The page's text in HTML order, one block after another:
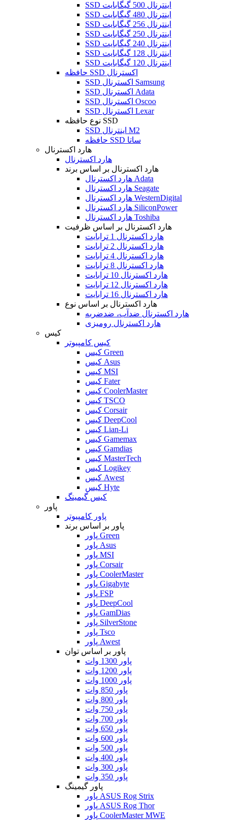
SSD اینترنال 500 گیگابایت
SSD اینترنال 480 گیگابایت
SSD اینترنال 256 گیگابایت
SSD اینترنال 250 گیگابایت
SSD اینترنال 240 گیگابایت
SSD اینترنال 128 گیگابایت
SSD اینترنال 120 گیگابایت
حافظه SSD اکسترنال
SSD اکسترنال Samsung
SSD اکسترنال Adata
SSD اکسترنال Oscoo
SSD اکسترنال Lexar
نوع حافظه SSD
SSD اینترنال M2
حافظه SSD ساتا
هارد اکسترنال
هارد اکسترنال
هارد اکسترنال بر اساس برند
هارد اکسترنال Adata
هارد اکسترنال Seagate
هارد اکسترنال WesternDigital
هارد اکسترنال SiliconPower
هارد اکسترنال Toshiba
هارد اکسترنال بر اساس ظرفیت
هارد اکسترنال 1 ترابایت
هارد اکسترنال 2 ترابایت
هارد اکسترنال 4 ترابایت
هارد اکسترنال 8 ترابایت
هارد اکسترنال 10 ترابایت
هارد اکسترنال 12 ترابایت
هارد اکسترنال 16 ترابایت
هارد اکسترنال بر اساس نوع
هارد اکسترنال ضدآب، ضدضربه
هارد اکسترنال رومیزی
کیس
کیس کامپیوتر
کیس Green
کیس Asus
کیس MSI
کیس Fater
کیس CoolerMaster
کیس TSCO
کیس Corsair
کیس DeepCool
کیس Lian-Li
کیس Gamemax
کیس Gamdias
کیس MasterTech
کیس Logikey
کیس Awest
کیس Hyte
کیس گیمینگ
پاور
پاور کامپیوتر
پاور بر اساس برند
پاور Green
پاور Asus
پاور MSI
پاور Corsair
پاور CoolerMaster
پاور Gigabyte
پاور FSP
پاور DeepCool
پاور GamDias
پاور SilverStone
پاور Tsco
پاور Awest
پاور بر اساس توان
پاور 1300 وات
پاور 1200 وات
پاور 1000 وات
پاور 850 وات
پاور 800 وات
پاور 750 وات
پاور 700 وات
پاور 650 وات
پاور 600 وات
پاور 500 وات
پاور 400 وات
پاور 300 وات
پاور 350 وات
پاور گیمینگ
پاور ASUS Rog Strix
پاور ASUS Rog Thor
پاور CoolerMaster MWE